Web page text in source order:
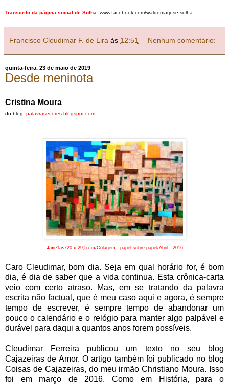
Transcrito da página social de Solha: www.facebook.com/waldemarjose.solha
Francisco Cleudimar F. de Lira às 12:51 Nenhum comentário:
quinta-feira, 23 de maio de 2019
Desde meninota
Cristina Moura
do blog: palavrasecores.blogspot.com
Janelas/20 x 29,5 cm/Colagem - papel sobre papel/Abril - 2016
Caro Cleudimar, bom dia. Seja em qual horário for, é bom
dia, é dia de saber que a vida continua. Esta crônica-carta
veio com certo atraso. Mas, em se tratando da palavra
escrita não factual, que é meu caso aqui e agora, é sempre
tempo de escrever, é sempre tempo de abandonar um
pouco o calendário e o relógio para manter algo palpável e
durável para daqui a quantos anos forem possíveis.
Cleudimar Ferreira publicou um texto no seu blog
Cajazeiras de Amor. O artigo também foi publicado no blog
Coisas de Cajazeiras, do meu irmão Christiano Moura. Isso
foi em março de 2016. Como em História, para o